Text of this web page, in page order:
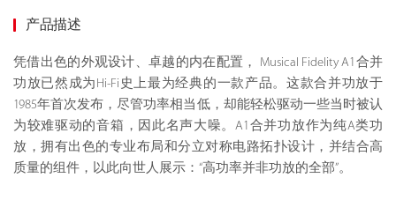
产品描述
凭借出色的外观设计、卓越的内在配置， Musical Fidelity A1合并
功放已然成为Hi-Fi史上最为经典的一款产品。这款合并功放于
1985年首次发布，尽管功率相当低，却能轻松驱动一些当时被认
为较难驱动的音箱，因此名声大噪。A1合并功放作为纯A类功
放，拥有出色的专业布局和分立对称电路拓扑设计，并结合高
质量的组件，以此向世人展示：“高功率并非功放的全部”。